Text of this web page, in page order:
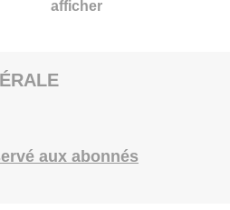
afficher
aux abonnés